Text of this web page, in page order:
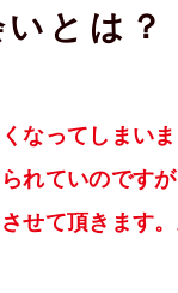
とは？
なってしまい
れていのです
せて頂きます